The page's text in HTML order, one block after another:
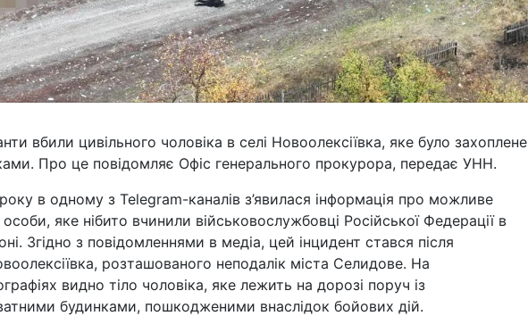
вбили цивільного чоловіка в селі Новоолексіївка, яке було захоплене
Про це повідомляє Офіс генерального прокурора, передає УНН.
в одному з Telegram-каналів з’явилася інформація про можливе
особи, яке нібито вчинили військовослужбовці Російської Федерації в
Згідно з повідомленнями в медіа, цей інцидент стався після
розташованого неподалік міста Селидове. На
видно тіло чоловіка, яке лежить на дорозі поруч із
будинками, пошкодженими внаслідок бойових дій.